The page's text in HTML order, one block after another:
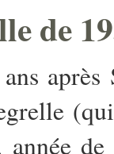
de
année